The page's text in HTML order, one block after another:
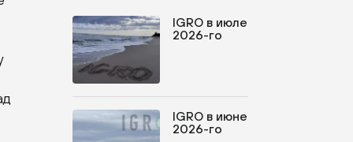
IGRO в июле
2026-го
IGRO в июне
2026-го